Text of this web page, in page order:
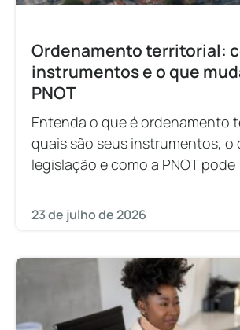
Ordenamento territorial:
instrumentos e o que
PNOT
Entenda o que é ordenamento
quais são seus instrumentos, o
legislação e como a PNOT pode
23 de julho de 2026